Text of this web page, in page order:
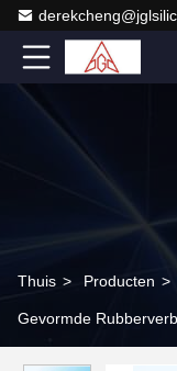
Thuis > Producten >
Gevormde